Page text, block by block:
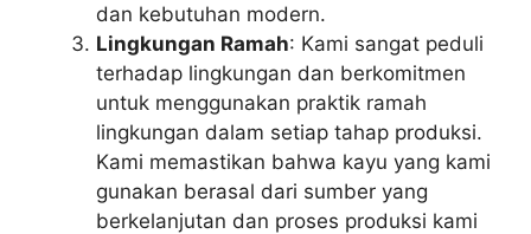
dan kebutuhan modern.
Lingkungan Ramah: Kami sangat peduli
terhadap lingkungan dan berkomitmen
untuk menggunakan praktik ramah
lingkungan dalam setiap tahap produksi.
Kami memastikan bahwa kayu yang kami
gunakan berasal dari sumber yang
berkelanjutan dan proses produksi kami